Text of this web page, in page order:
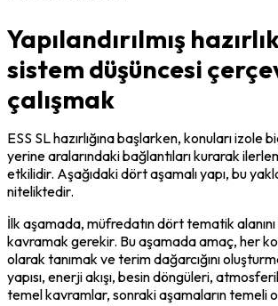
Yapılandırılmış
sistem düşüncesi
çalışmak
ESS SL hazırlığına başlarken, konuları izole
yerine aralarındaki bağlantıları kurarak
etkilidir. Aşağıdaki dört aşamalı yapı, bu
niteliktedir.
İlk aşamada, müfredatın dört tematik
kavramak gerekir. Bu aşamada amaç, her
olarak tanımak ve terim dağarcığını
yapısı, enerji akışı, besin döngüleri,
temel kavramlar, sonraki aşamaların temeli